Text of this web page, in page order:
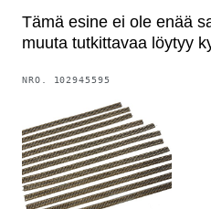
Tämä esine ei ole enää
muuta tutkittavaa löytyy
NRO. 102945595